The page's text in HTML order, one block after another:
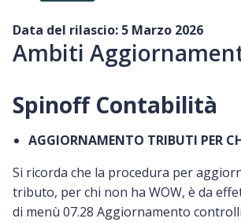
Data del rilascio: 5 Marzo 2026
Ambiti
Spinoff Contabilità
AGGIORNAMENTO TRIBUTI PER
Si ricorda che la procedura per
tributo, per chi non ha WOW, è da
di menù 07.28 Aggiornamento